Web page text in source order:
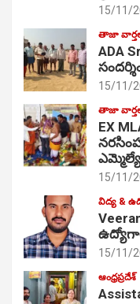
15/11/
తాజా
ADA
15/11/
తాజా
EX
15/11/
విద్య &
15/11/
ఆంధ్రప్రదేశ్